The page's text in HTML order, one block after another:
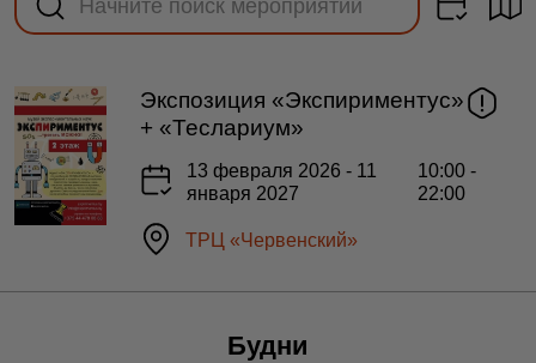
Экспозиция «Экспириментус»
+ «Теслариум»
13 февраля 2026 - 11
января 2027
10:00 -
22:00
ТРЦ «Червенский»
Будни